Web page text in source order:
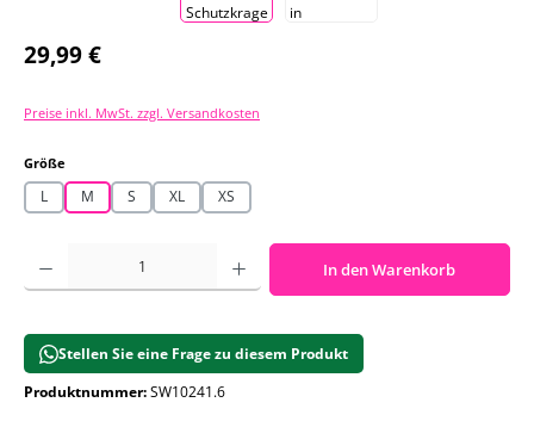
Regulärer Preis:
29,99 €
Preise inkl. MwSt. zzgl. Versandkosten
Größe
L M S XL XS
Produkt Anzahl: Gib den gewünschten Wert ein oder benutze die
In den Warenkorb
Stellen Sie eine Frage zu diesem Produkt
Produktnummer:SW10241.6